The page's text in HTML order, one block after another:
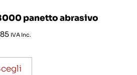
panetto abrasivo
IVA Inc.